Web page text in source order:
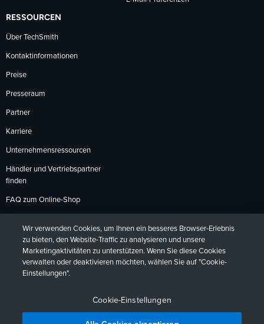
RESSOURCEN
Über TechSmith
Kontaktinformationen
Preise
Presseraum
Partner
Karriere
Unternehmensressourcen
Händler und Vertriebspartner
finden
FAQ zum Online-Shop
Rückgabebedingungen
DeutschFrançaisEspañol日本語
Wir verwenden Cookies, um Ihnen ein besseres Browser-Erlebnis
zu bieten, den Website-Traffic zu analysieren und unsere
Marketingaktivitäten zu unterstützen. Wenn Sie diese Cookies
verwalten oder deaktivieren möchten, wählen Sie auf "Cookie-
Einstellungen".
Cookie-Einstellungen